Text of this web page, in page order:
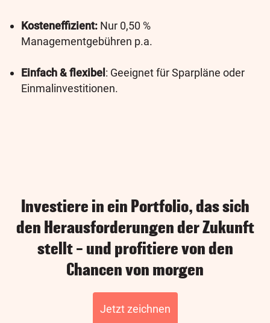
Kosteneffizient: Nur 0,50 %
Managementgebühren p.a.
Einfach & flexibel : Geeignet für Sparpläne oder
Einmalinvestitionen.
Investiere in ein Portfolio, das sich
den Herausforderungen der Zukunft
stellt – und profitiere von den
Chancen von morgen
Jetzt zeichnen